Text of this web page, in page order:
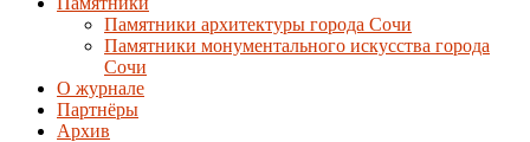
Памятники архитектуры города Сочи
Памятники монументального искусства города
Сочи
О журнале
Партнёры
Архив